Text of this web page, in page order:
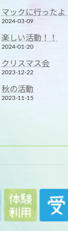
マックに行ったよ
2024-03-09
楽しい活動！！
2024-01-20
クリスマス会
2023-12-22
秋の活動
2023-11-15